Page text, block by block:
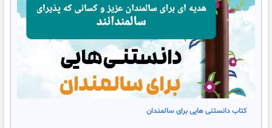
کتاب دانستنی هایی برای سالمندان
سازگار
کتاب
حمیدرضاخوشنویس
دانستنی هایی برای
سالمندان
کتاب دکتر آرزو
سازگار